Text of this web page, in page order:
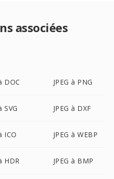
associées
DOC JPEG à PNG
SVG JPEG à DXF
ICO JPEG à WEBP
HDR JPEG à BMP